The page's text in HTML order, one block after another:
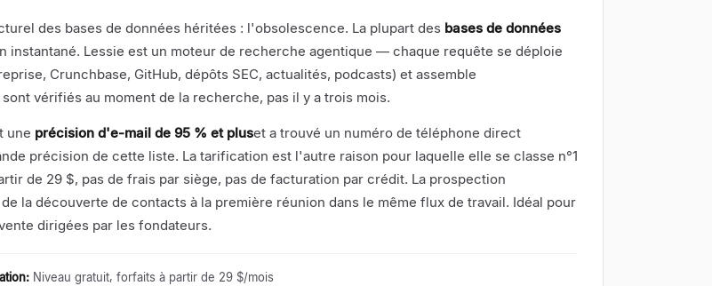
des bases de données héritées : l'obsolescence. La plupart des bases de données
instantané. Lessie est un moteur de recherche agentique — chaque requête se déploie
Crunchbase, GitHub, dépôts SEC, actualités, podcasts) et assemble
vérifiés au moment de la recherche, pas il y a trois mois.
une précision d'e-mail de 95 % et pluset a trouvé un numéro de téléphone direct
précision de cette liste. La tarification est l'autre raison pour laquelle elle se classe n°1
de 29 $, pas de frais par siège, pas de facturation par crédit. La prospection
la découverte de contacts à la première réunion dans le même flux de travail. Idéal pour
dirigées par les fondateurs.
: Niveau gratuit, forfaits à partir de 29 $/mois